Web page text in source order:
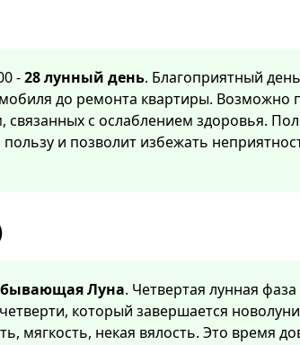
-28 лунный день. Благоприятный
до ремонта квартиры. Возможно
с ослаблением здоровья.
и позволит избежать
Луна. Четвертая лунная
который завершается
мягкость, некая вялость. Это время